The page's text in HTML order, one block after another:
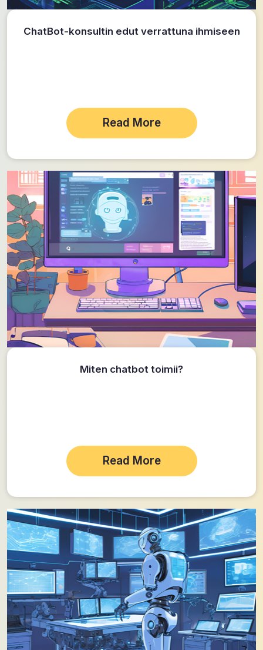
ChatBot-konsultin edut verrattuna ihmiseen
Read More
Miten chatbot toimii?
Read More